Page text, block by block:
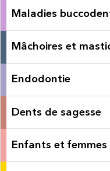
Maladies
Mâchoires et
Endodontie
Dents de sagesse
Enfants et femmes